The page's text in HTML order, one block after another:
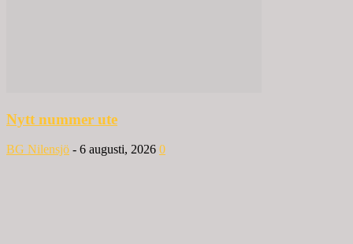
Nytt nummer ute
BG Nilensjö - 6 augusti, 2026 0